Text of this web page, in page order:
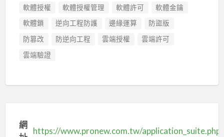
軟體授權
軟體授權管理 軟體許可
軟體金鑰
軟體鎖
逆向工程防護 邊緣運算
防盜版
防篡改
防逆向工程 雲端授權
雲端許可
雲端驗證
網
https://www.pronew.com.tw/application_suite.php